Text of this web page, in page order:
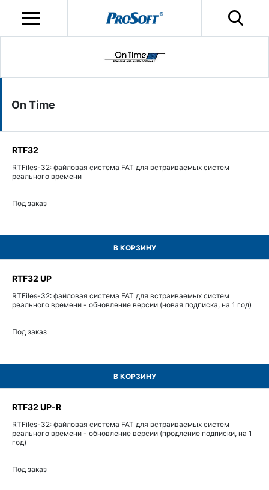
On Time
RTF32
RTFiles-32: файловая система FAT для встраиваемых систем
реального времени
Под заказ
В КОРЗИНУ
RTF32 UP
RTFiles-32: файловая система FAT для встраиваемых систем
реального времени - обновление версии (новая подписка, на 1 год)
Под заказ
В КОРЗИНУ
RTF32 UP-R
RTFiles-32: файловая система FAT для встраиваемых систем
реального времени - обновление версии (продление подписки, на 1
год)
Под заказ